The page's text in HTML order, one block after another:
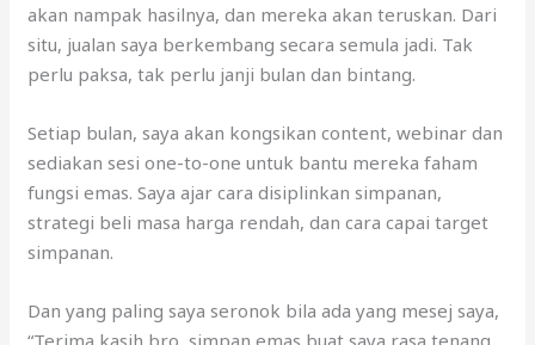
akan nampak hasilnya, dan mereka akan teruskan. Dari
situ, jualan saya berkembang secara semula jadi. Tak
perlu paksa, tak perlu janji bulan dan bintang.
Setiap bulan, saya akan kongsikan content, webinar dan
sediakan sesi one-to-one untuk bantu mereka faham
fungsi emas. Saya ajar cara disiplinkan simpanan,
strategi beli masa harga rendah, dan cara capai target
simpanan.
Dan yang paling saya seronok bila ada yang mesej saya,
“Terima kasih bro, simpan emas buat saya rasa tenang